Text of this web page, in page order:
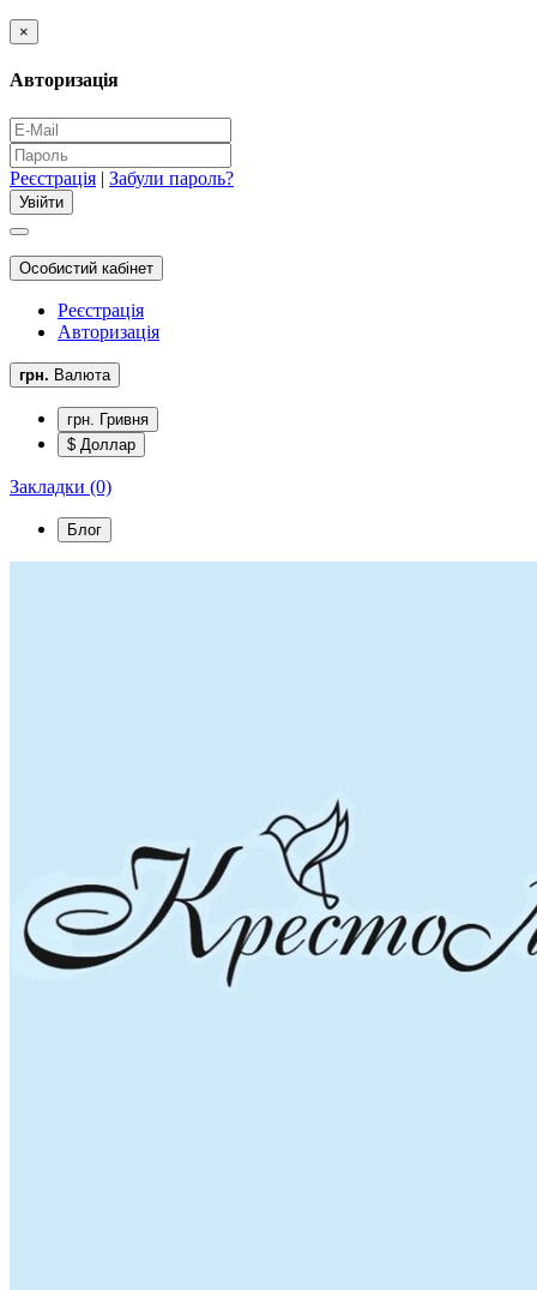
×
Авторизація
Реєстрація | Забули пароль?
Особистий кабінет
Реєстрація
Авторизація
грн. Валюта
грн. Гривня
$ Доллар
Закладки (0)
Блог